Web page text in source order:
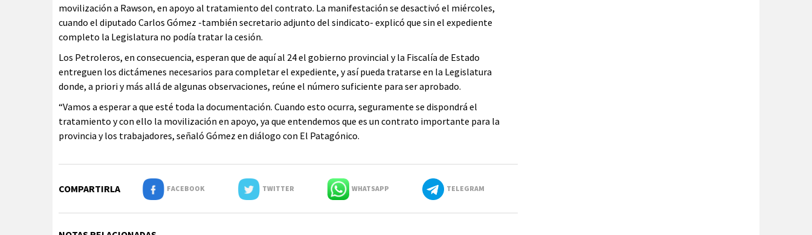
movilización a Rawson, en apoyo al tratamiento del contrato. La manifestación se desactivó el miércoles,
cuando el diputado Carlos Gómez -también secretario adjunto del sindicato- explicó que sin el expediente
completo la Legislatura no podía tratar la cesión.
Los Petroleros, en consecuencia, esperan que de aquí al 24 el gobierno provincial y la Fiscalía de Estado
entreguen los dictámenes necesarios para completar el expediente, y así pueda tratarse en la Legislatura
donde, a priori y más allá de algunas observaciones, reúne el número suficiente para ser aprobado.
“Vamos a esperar a que esté toda la documentación. Cuando esto ocurra, seguramente se dispondrá el
tratamiento y con ello la movilización en apoyo, ya que entendemos que es un contrato importante para la
provincia y los trabajadores, señaló Gómez en diálogo con El Patagónico.
COMPARTIRLA FACEBOOK TWITTER WHATSAPP TELEGRAM